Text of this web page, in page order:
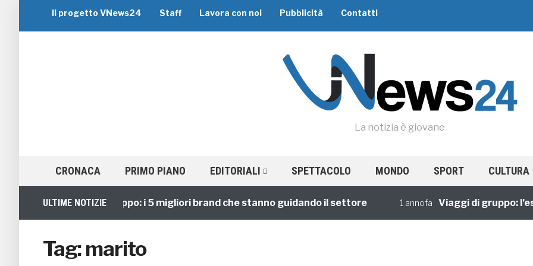
Il progetto VNews24 Staff Lavora con noi Pubblicità Contatti
La notizia è giovane
CRONACA PRIMO PIANO EDITORIALI SPETTACOLO MONDO SPORT CULTURA
ULTIME NOTIZIE
Viaggi di Gruppo: i 5 migliori brand che stanno guidando il settore 1 annofa Viaggi di gruppo:
Tag:marito